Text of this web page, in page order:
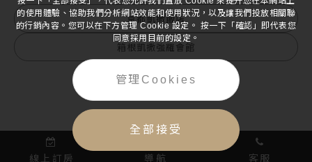
京都凱撒飯店
箱根凱撒強羅會館
線上訂房 導航 客服
的使用體驗、協助我們分析網站效能和使用狀況，以及讓我們投放相關聯
的行銷內容。您可以在下方管理 Cookie 設定。 按一下「確認」即代表您
同意採用目前的設定。
管理Cookies
全部接受